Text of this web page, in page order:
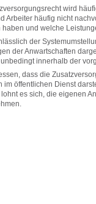
wird
Arbeiter häufig nicht
haben und welche
der
der Anwartschaften
innerhalb der
dass die
im öffentlichen Dienst
es sich, die eigenen